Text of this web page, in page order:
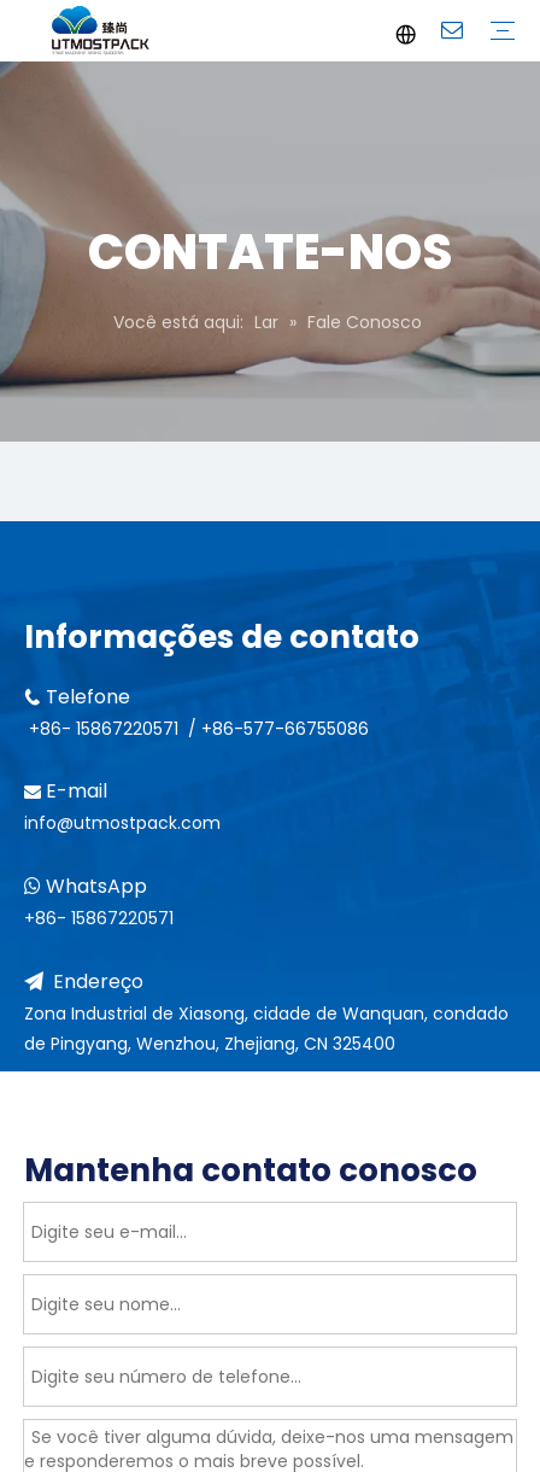
CONTATE-NOS
Você está aqui: Lar » Fale Conosco
Informações de contato
 Telefone
+86- 15867220571 / +86-577-66755086
 E-mail
info@utmostpack.com
 WhatsApp
+86- 15867220571
 Endereço
Zona Industrial de Xiasong, cidade de Wanquan, condado
de Pingyang, Wenzhou, Zhejiang, CN 325400
Mantenha contato conosco